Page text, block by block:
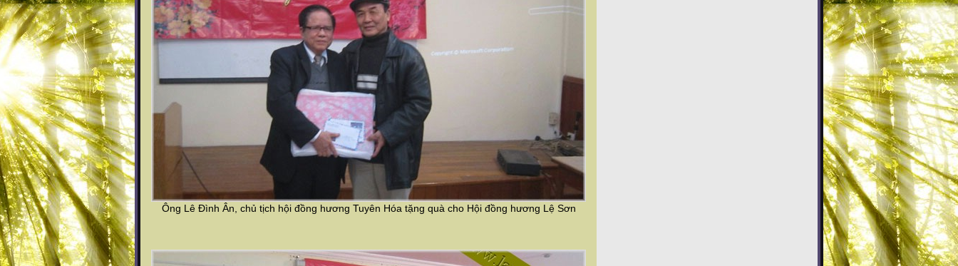
Ông Lê Đình Ân, chủ tịch hội đồng hương Tuyên Hóa tặng quà cho Hội đồng hương Lệ Sơn